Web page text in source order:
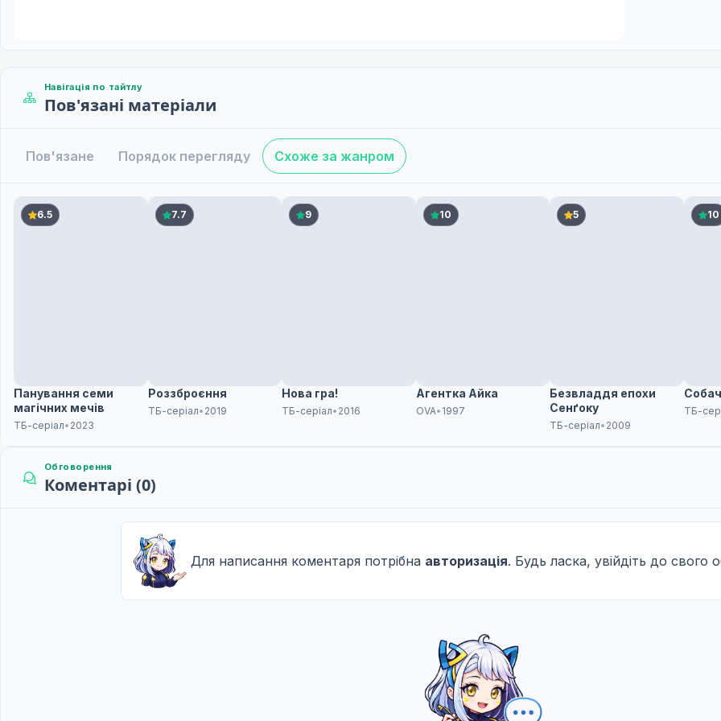
Навігація по тайтлу
Пов'язані матеріали
Пов'язане Порядок перегляду Схоже за жанром
6.5
Панування семи
магічних мечів
ТБ-серіал• 2023
7.7
Роззброєння
ТБ-серіал• 2019
9
Нова гра!
ТБ-серіал• 2016
10
Агентка Айка
OVA• 1997
5
Безвладдя епохи
Сенґоку
ТБ-серіал• 2009
10
ТБ-
Обговорення
Коментарі (0)
Для написання коментаря потрібна авторизація. Будь ласка, увійдіть до свого